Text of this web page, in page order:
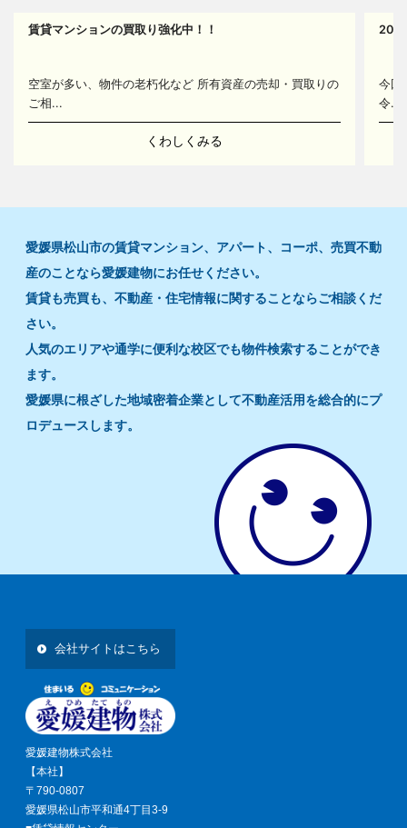
賃貸マンションの買取り強化中！！
空室が多い、物件の老朽化など 所有資産の売却・買取りの
ご相...
くわしくみる
今回
令...
愛媛県松山市の賃貸マンション、アパート、コーポ、売買不動
産のことなら愛媛建物にお任せください。
賃貸も売買も、不動産・住宅情報に関することならご相談くだ
さい。
人気のエリアや通学に便利な校区でも物件検索することができ
ます。
愛媛県に根ざした地域密着企業として不動産活用を総合的にプ
ロデュースします。
会社サイトはこちら
愛媛建物株式会社
【本社】
〒790-0807
愛媛県松山市平和通4丁目3-9